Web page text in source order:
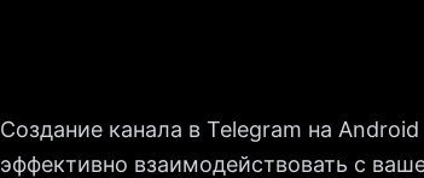
Создание канала в Telegram на
эффективно взаимодействовать с